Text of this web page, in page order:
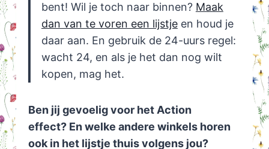
bent! Wil je toch naar binnen? Maak
dan van te voren een lijstjeen houd je
daar aan. En gebruik de 24-uurs regel:
wacht 24, en als je het dan nog wilt
kopen, mag het.
Ben jij gevoelig voor het Action
effect? En welke andere winkels horen
ook in het lijstje thuis volgens jou?